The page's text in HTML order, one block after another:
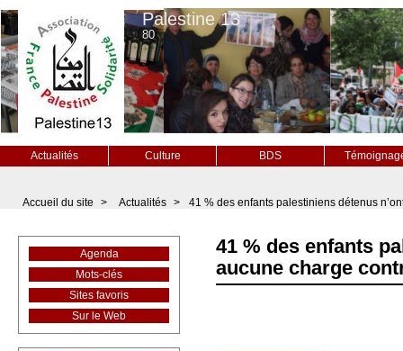
Palestine 13
80
Actualités Culture BDS
Accueil du site > Actualités > 41 % des enfants palestiniens détenus
41 % des enfants
aucune charge
Agenda
Mots-clés
Sites favoris
Sur le Web